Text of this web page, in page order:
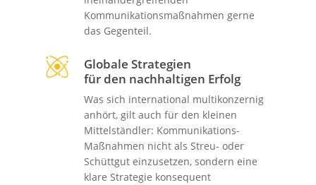
Kommunikationsmaßnahmen gerne
das Gegenteil.
Globale Strategien
für den nachhaltigen Erfolg
Was sich international multikonzernig
anhört, gilt auch für den kleinen
Mittelständler: Kommunikations-
Maßnahmen nicht als Streu- oder
Schüttgut einzusetzen, sondern eine
klare Strategie konsequent